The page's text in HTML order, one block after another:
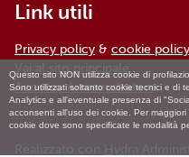
Questo sito NON utilizza cookie di
Sono utilizzati soltanto cookie tecnici e di
Analytics e all'eventuale presenza di
acconsenti all'uso dei cookie. Per
cookie dove sono specificate le modalità
Link utili
Privacy policy & cookie policy
Vai al sito principale
Accesso Amministratore